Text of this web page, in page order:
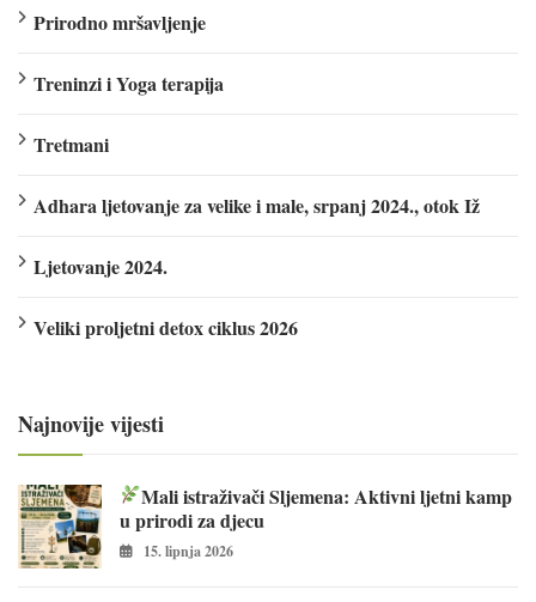
Prirodno mršavljenje
Treninzi i Yoga terapija
Tretmani
Adhara ljetovanje za velike i male, srpanj 2024., otok Iž
Ljetovanje 2024.
Veliki proljetni detox ciklus 2026
Najnovije vijesti
Mali istraživači Sljemena: Aktivni ljetni kamp
u prirodi za djecu
15. lipnja 2026